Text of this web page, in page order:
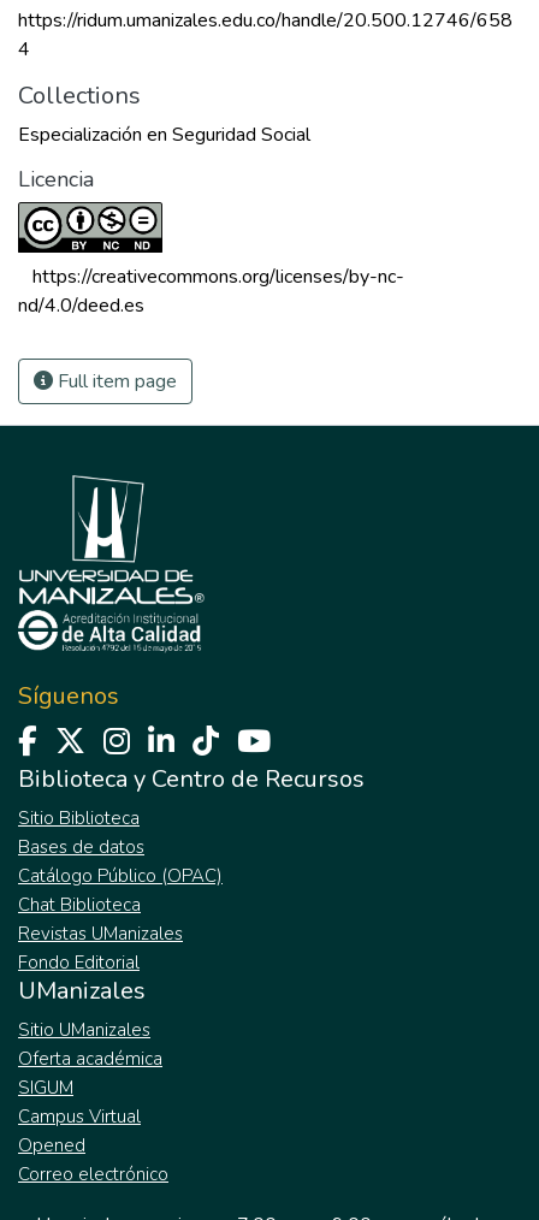
https://ridum.umanizales.edu.co/handle/20.500.12746/658
4
Collections
Especialización en Seguridad Social
Licencia
https://creativecommons.org/licenses/by-nc-
nd/4.0/deed.es
Full item page
Síguenos
Biblioteca y Centro de Recursos
Sitio Biblioteca
Bases de datos
Catálogo Público (OPAC)
Chat Biblioteca
Revistas UManizales
Fondo Editorial
UManizales
Sitio UManizales
Oferta académica
SIGUM
Campus Virtual
Opened
Correo electrónico